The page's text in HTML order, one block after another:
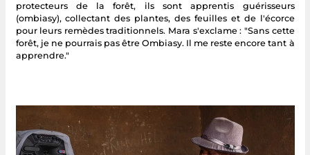
protecteurs de la forêt, ils sont apprentis guérisseurs
(ombiasy), collectant des plantes, des feuilles et de l'écorce
pour leurs remèdes traditionnels. Mara s'exclame : "Sans cette
forêt, je ne pourrais pas être Ombiasy. Il me reste encore tant à
apprendre."